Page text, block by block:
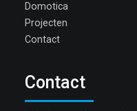
Domotica
Projecten
Contact
Contact